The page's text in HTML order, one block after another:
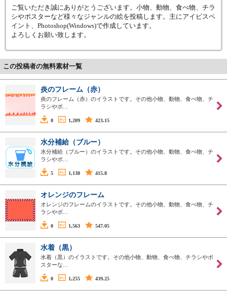
ご覧いただき誠にありがとうございます。小物、動物、食べ物、チラ
シやポスターなど様々なジャンルの絵を投稿します。主にアイビスペ
イント、Photoshop(Windows)で作成しています。
よろしくお願い致します。
この投稿者の無料素材一覧
炎のフレーム（赤）
炎のフレーム（赤）のイラストです。その他小物、動物、食べ物、チ
ラシやポ…
0 1,209 423.15
水分補給（ブルー）
水分補給（ブルー）のイラストです。その他小物、動物、食べ物、チ
ラシやポ…
5 1,138 415.8
オレンジのフレーム
オレンジのフレームのイラストです。その他小物、動物、食べ物、チ
ラシやポ…
0 1,563 547.05
水着（黒）
水着（黒）のイラストです。その他小物、動物、食べ物、チラシやポ
スターな…
0 1,255 439.25